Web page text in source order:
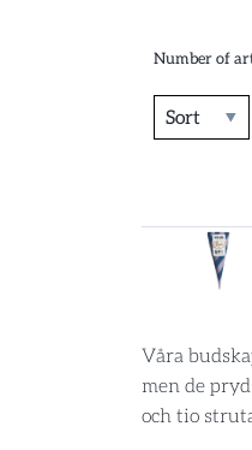
Number of
Sort
Våra
men de
och tio